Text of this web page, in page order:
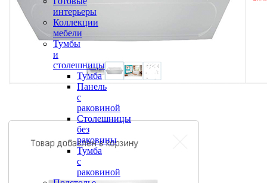
интерьеры
Коллекции
мебели
Тумбы
и
столешницы
Тумба
Панель
с
раковиной
Столешницы
без
раковины
Тумба
с
раковиной